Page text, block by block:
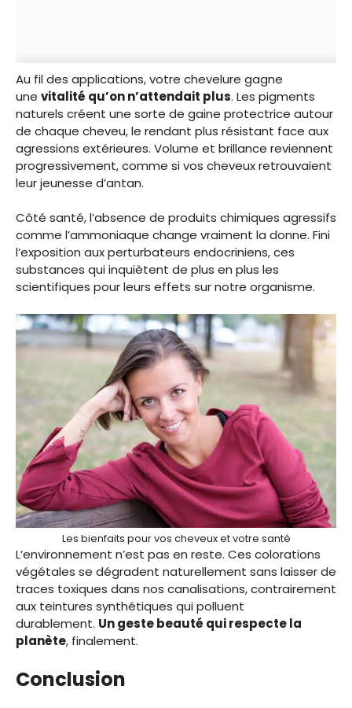
Au fil des applications, votre chevelure gagne
une vitalité qu’on n’attendait plus. Les pigments
naturels créent une sorte de gaine protectrice autour
de chaque cheveu, le rendant plus résistant face aux
agressions extérieures. Volume et brillance reviennent
progressivement, comme si vos cheveux retrouvaient
leur jeunesse d’antan.
Côté santé, l’absence de produits chimiques agressifs
comme l’ammoniaque change vraiment la donne. Fini
l’exposition aux perturbateurs endocriniens, ces
substances qui inquiètent de plus en plus les
scientifiques pour leurs effets sur notre organisme.
Les bienfaits pour vos cheveux et votre santé
L’environnement n’est pas en reste. Ces colorations
végétales se dégradent naturellement sans laisser de
traces toxiques dans nos canalisations, contrairement
aux teintures synthétiques qui polluent
durablement. Un geste beauté qui respecte la
planète, finalement.
Conclusion